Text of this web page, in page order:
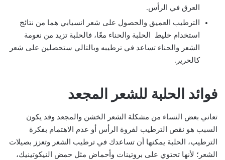
العرق في الرأس.
الترطيب العميق والحصول على شعر انسيابي هما من نتائج
استخدام خليط الحلبة والحناء معًا، فالحلبة تزيد من نعومة
الشعر والحناء تساعد في ترطيبه وبالتالي ستحصلين على شعر
كالحرير.
فوائد الحلبة للشعر المجعد
تعاني بعض النساء من مشكلة الشعر الخشن والمجعد وقد يكون
السبب هو نقص الترطيب لفروة الرأس أو عدم الاهتمام بفكرة
الترطيب، الحلبة يمكنها أن تساعدك في ترطيب الشعر وتعزز بصيلات
الشعر؛ لأنها تحتوي على بروتينات وأحماض مثل حمض النيكوتينيك،